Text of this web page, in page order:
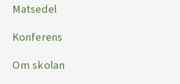
Matsedel
Konferens
Om skolan